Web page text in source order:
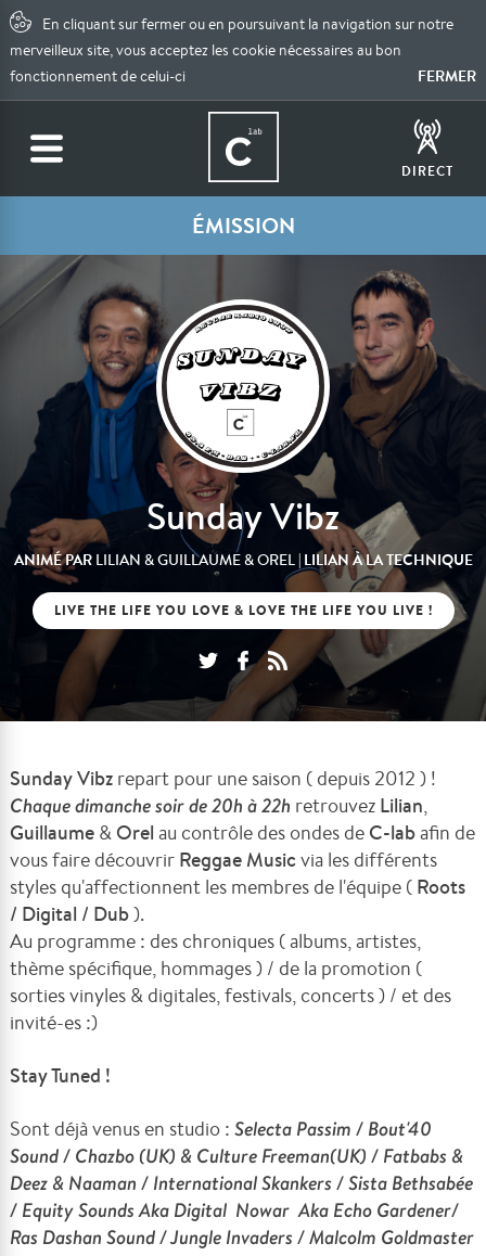
En cliquant sur fermer ou en poursuivant la navigation sur notre
merveilleux site, vous acceptez les cookie nécessaires au bon
fonctionnement de celui-ci
FERMER
DIRECT
ÉMISSION
Sunday Vibz
ANIMÉ PAR LILIAN & GUILLAUME & OREL| LILIAN À LA TECHNIQUE
LIVE THE LIFE YOU LOVE & LOVE THE LIFE YOU LIVE !
Sunday Vibz repart pour une saison ( depuis 2012 ) !
Chaque dimanche soir de 20h à 22h retrouvez Lilian,
Guillaume & Orel au contrôle des ondes de C-labafin de
vous faire découvrir Reggae Music via les différents
styles qu'affectionnent les membres de l'équipe ( Roots
/ Digital / Dub).
Au programme : des chroniques ( albums, artistes,
thème spécifique, hommages ) / de la promotion (
sorties vinyles & digitales, festivals, concerts ) / et des
invité-es :)
Stay Tuned !
Sont déjà venus en studio :Selecta Passim / Bout'40
Sound / Chazbo (UK) & Culture Freeman(UK) / Fatbabs &
Deez & Naaman / International Skankers / Sista Bethsabée
/ Equity Sounds Aka Digital Nowar Aka Echo Gardener/
Ras Dashan Sound / Jungle Invaders / Malcolm Goldmaster